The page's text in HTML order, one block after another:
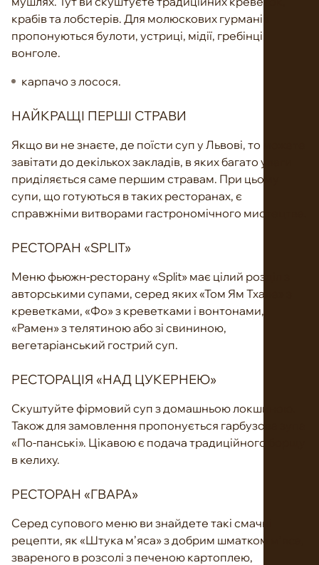
крабів та лобстерів. Для молюскових гурманів
пропонуються булоти, устриці, мідії, гребінці,
вонголе.
карпачо з лосося.
НАЙКРАЩІ ПЕРШІ СТРАВИ
Якщо ви не знаєте, де поїсти суп у Львові, то можете
завітати до декількох закладів, в яких багато уваги
приділяється саме першим стравам. При цьому
супи, що готуються в таких ресторанах, є
справжніми витворами гастрономічного мистецтва.
РЕСТОРАН «SPLIT»
Меню фьюжн-ресторану «Split» має цілий розділ з
авторськими супами, серед яких «Том Ям Тхале» з
креветками, «Фо» з креветками і вонтонами,
«Рамен» з телятиною або зі свининою,
вегетаріанський гострий суп.
РЕСТОРАЦІЯ «НАД ЦУКЕРНЕЮ»
Скуштуйте фірмовий суп з домашньою локшиною.
Також для замовлення пропонується гарбузова зупа
«По-панські». Цікавою є подача традиційного борщу
в келиху.
РЕСТОРАН «ГВАРА»
Серед супового меню ви знайдете такі смачні
рецепти, як «Штука м’яса» з добрим шматком м’яса,
звареного в розсолі з печеною картоплею,